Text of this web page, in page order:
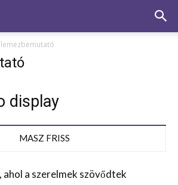
lemezbemutató
display
MASZ FRISS
a szerelmek szövődtek